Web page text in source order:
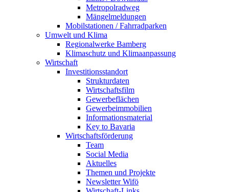
Metropolradweg
Mängelmeldungen
Mobilstationen / Fahrradparken
Umwelt und Klima
Regionalwerke Bamberg
Klimaschutz und Klimaanpassung
Wirtschaft
Investitionsstandort
Strukturdaten
Wirtschaftsfilm
Gewerbeflächen
Gewerbeimmobilien
Informationsmaterial
Key to Bavaria
Wirtschaftsförderung
Team
Social Media
Aktuelles
Themen und Projekte
Newsletter Wifö